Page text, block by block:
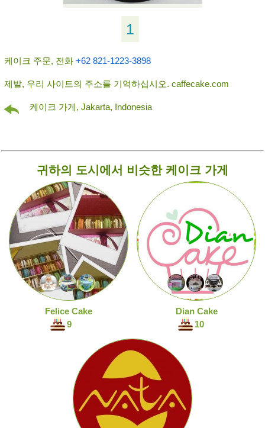
1
케이크 주문, 전화 +62 821-1223-3898
제발, 우리 사이트의 주소를 기억하십시오. caffecake.com
케이크 가게, Jakarta, Indonesia
귀하의 도시에서 비슷한 케이크 가게
Felice Cake
9
Dian Cake
10